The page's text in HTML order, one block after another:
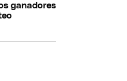
ganadores